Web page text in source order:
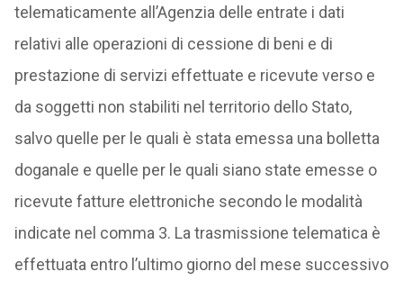
telematicamente all’Agenzia delle entrate i dati
relativi alle operazioni di cessione di beni e di
prestazione di servizi effettuate e ricevute verso e
da soggetti non stabiliti nel territorio dello Stato,
salvo quelle per le quali è stata emessa una bolletta
doganale e quelle per le quali siano state emesse o
ricevute fatture elettroniche secondo le modalità
indicate nel comma 3. La trasmissione telematica è
effettuata entro l’ultimo giorno del mese successivo